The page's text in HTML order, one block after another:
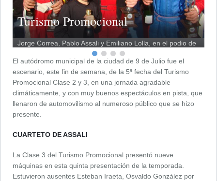
Turismo Promocional
Jorge Correa, Pablo Assali y Emiliano Lolla, en el podio de
El autódromo municipal de la ciudad de 9 de Julio fue el
escenario, este fin de semana, de la 5ª fecha del Turismo
Promocional Clase 2 y 3, en una jornada agradable
climáticamente, y con muy buenos espectáculos en pista, que
llenaron de automovilismo al numeroso público que se hizo
presente.
CUARTETO DE ASSALI
La Clase 3 del Turismo Promocional presentó nueve
máquinas en esta quinta presentación de la temporada.
Estuvieron ausentes Esteban Iraeta, Osvaldo González por